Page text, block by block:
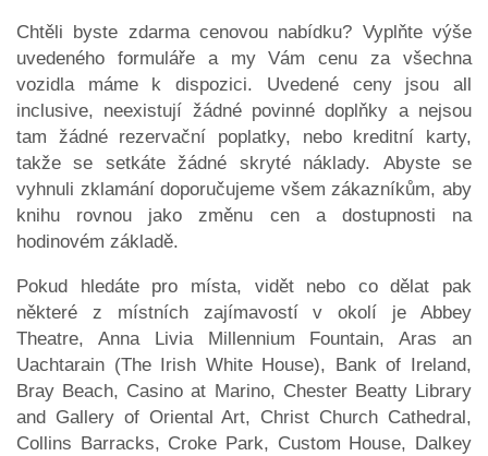
Chtěli byste zdarma cenovou nabídku? Vyplňte výše
uvedeného formuláře a my Vám cenu za všechna
vozidla máme k dispozici. Uvedené ceny jsou all
inclusive, neexistují žádné povinné doplňky a nejsou
tam žádné rezervační poplatky, nebo kreditní karty,
takže se setkáte žádné skryté náklady. Abyste se
vyhnuli zklamání doporučujeme všem zákazníkům, aby
knihu rovnou jako změnu cen a dostupnosti na
hodinovém základě.
Pokud hledáte pro místa, vidět nebo co dělat pak
některé z místních zajímavostí v okolí je Abbey
Theatre, Anna Livia Millennium Fountain, Aras an
Uachtarain (The Irish White House), Bank of Ireland,
Bray Beach, Casino at Marino, Chester Beatty Library
and Gallery of Oriental Art, Christ Church Cathedral,
Collins Barracks, Croke Park, Custom House, Dalkey